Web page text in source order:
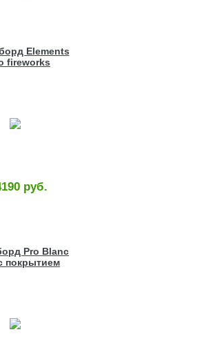
Elements
fireworks
руб.
Pro Blanc
покрытием